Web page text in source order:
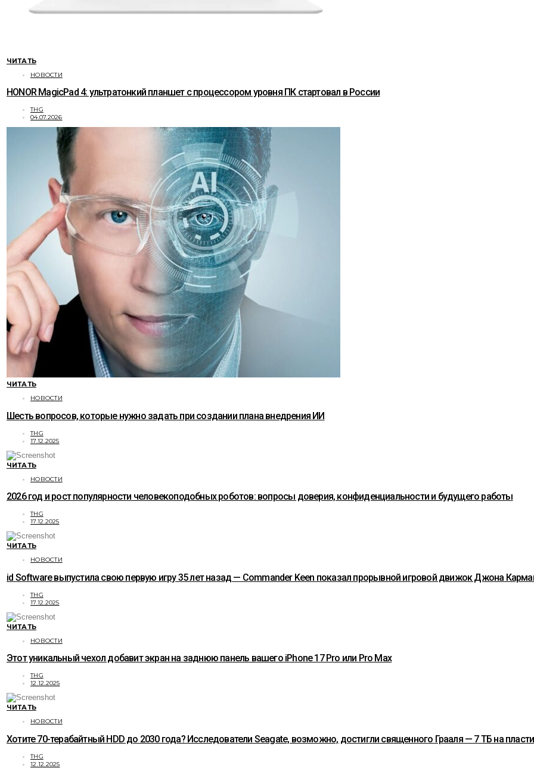
ЧИТАТЬ
НОВОСТИ
HONOR MagicPad 4: ультратонкий планшет с процессором уровня ПК стартовал в России
THG
04.07.2026
ЧИТАТЬ
НОВОСТИ
Шесть вопросов, которые нужно задать при создании плана внедрения ИИ
THG
17.12.2025
ЧИТАТЬ
НОВОСТИ
2026 год и рост популярности человекоподобных роботов: вопросы доверия, конфиденциальности и будущего работы
THG
17.12.2025
ЧИТАТЬ
НОВОСТИ
id Software выпустила свою первую игру 35 лет назад — Commander Keen показал прорывной игровой движок Джона
THG
17.12.2025
ЧИТАТЬ
НОВОСТИ
Этот уникальный чехол добавит экран на заднюю панель вашего iPhone 17 Pro или Pro Max
THG
12.12.2025
ЧИТАТЬ
НОВОСТИ
Хотите 70-терабайтный HDD до 2030 года? Исследователи Seagate, возможно, достигли священного Грааля — 7 ТБ на
THG
12.12.2025